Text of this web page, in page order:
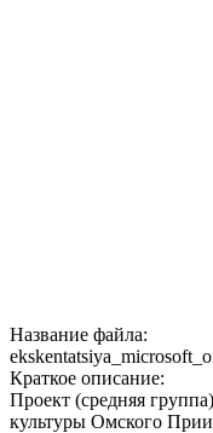
Название файла:
Краткое описание:
Проект (средняя
культуры Омского